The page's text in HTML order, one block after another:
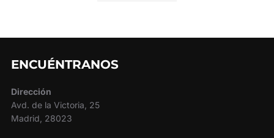
ENCUÉNTRANOS
Dirección
Avd. de la Victoria, 25
Madrid, 28023